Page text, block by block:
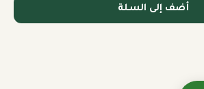
أضف إلى السلة